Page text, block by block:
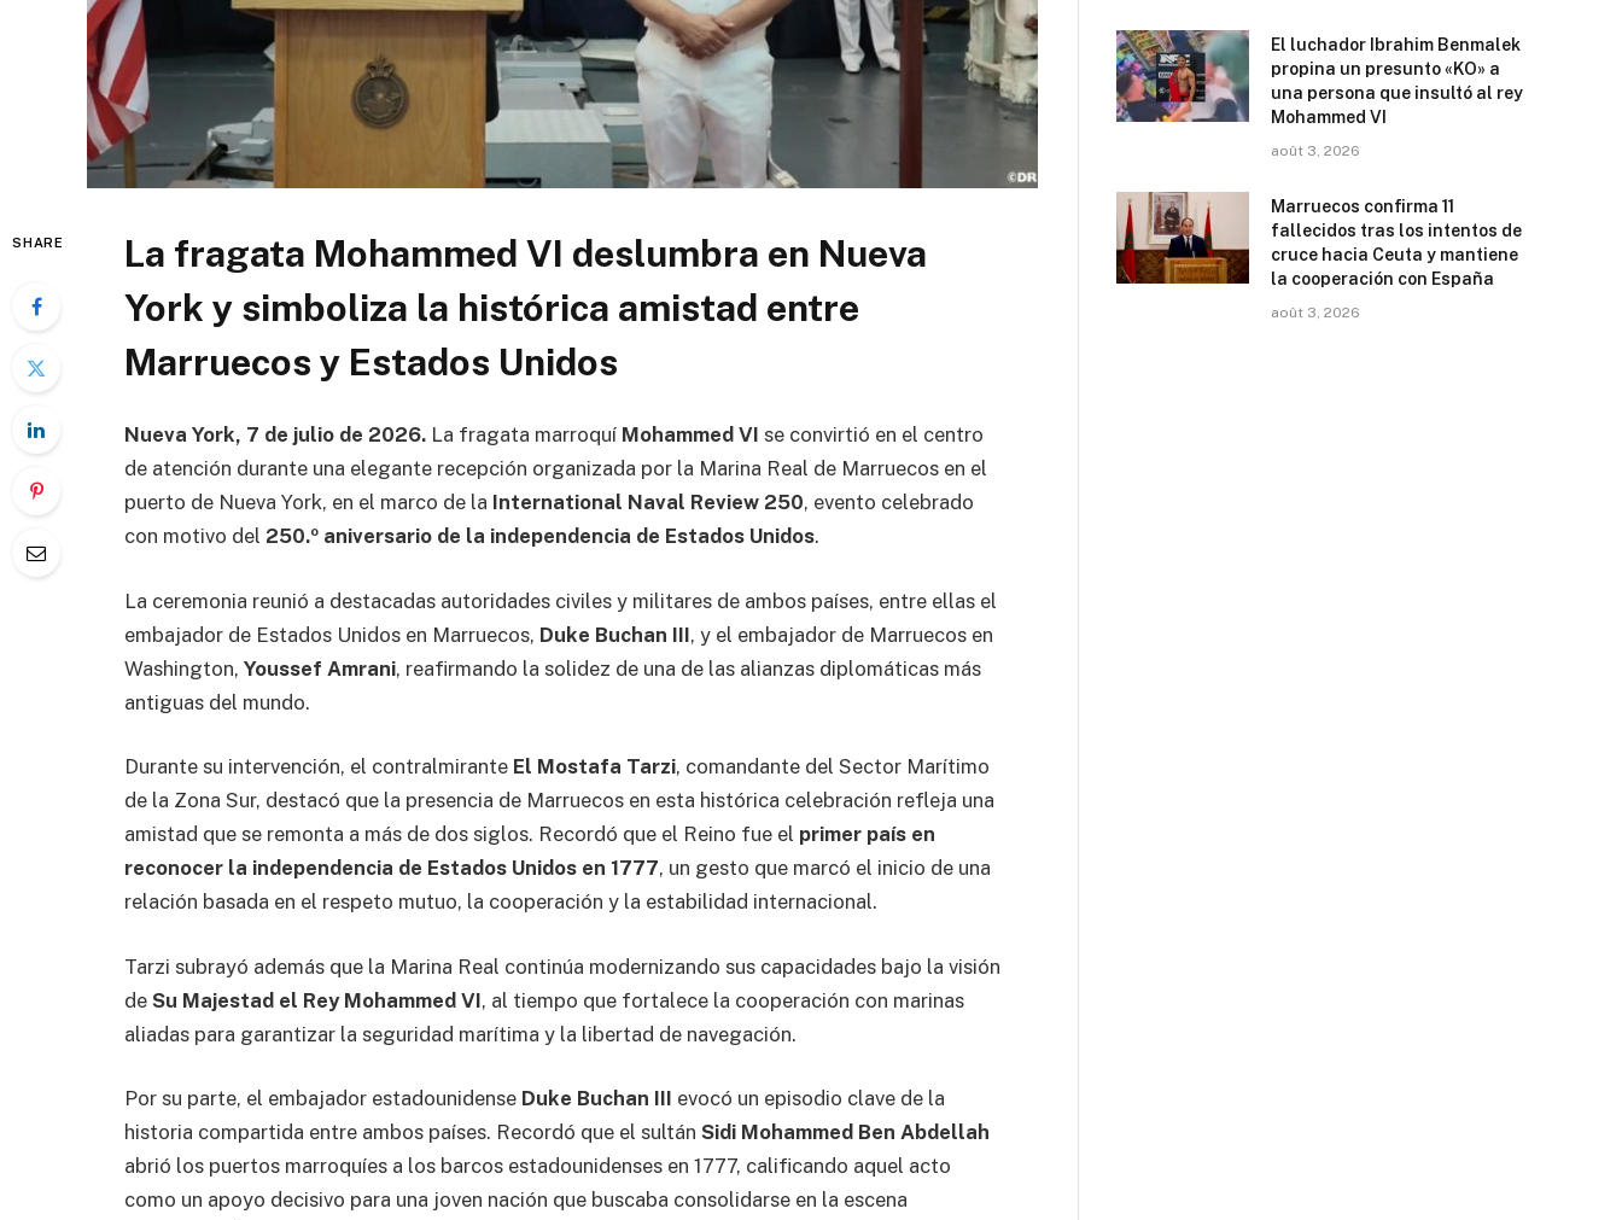
SHARE
La fragata Mohammed VI deslumbra en Nueva
York y simboliza la histórica amistad entre
Marruecos y Estados Unidos
Nueva York, 7 de julio de 2026. La fragata marroquí Mohammed VI se convirtió en el centro
de atención durante una elegante recepción organizada por la Marina Real de Marruecos en el
puerto de Nueva York, en el marco de la International Naval Review 250, evento celebrado
con motivo del 250.º aniversario de la independencia de Estados Unidos.
La ceremonia reunió a destacadas autoridades civiles y militares de ambos países, entre ellas el
embajador de Estados Unidos en Marruecos, Duke Buchan III, y el embajador de Marruecos en
Washington, Youssef Amrani, reafirmando la solidez de una de las alianzas diplomáticas más
antiguas del mundo.
Durante su intervención, el contralmirante El Mostafa Tarzi, comandante del Sector Marítimo
de la Zona Sur, destacó que la presencia de Marruecos en esta histórica celebración refleja una
amistad que se remonta a más de dos siglos. Recordó que el Reino fue el primer país en
reconocer la independencia de Estados Unidos en 1777, un gesto que marcó el inicio de una
relación basada en el respeto mutuo, la cooperación y la estabilidad internacional.
Tarzi subrayó además que la Marina Real continúa modernizando sus capacidades bajo la visión
de Su Majestad el Rey Mohammed VI, al tiempo que fortalece la cooperación con marinas
aliadas para garantizar la seguridad marítima y la libertad de navegación.
Por su parte, el embajador estadounidense Duke Buchan III evocó un episodio clave de la
historia compartida entre ambos países. Recordó que el sultán Sidi Mohammed Ben Abdellah
abrió los puertos marroquíes a los barcos estadounidenses en 1777, calificando aquel acto
como un apoyo decisivo para una joven nación que buscaba consolidarse en la escena
El luchador Ibrahim Benmalek
propina un presunto «KO» a
una persona que insultó al rey
Mohammed VI
août 3, 2026
Marruecos confirma 11
fallecidos tras los intentos de
cruce hacia Ceuta y mantiene
la cooperación con España
août 3, 2026